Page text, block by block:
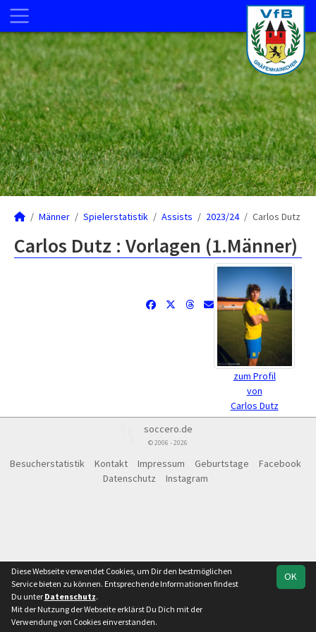
Männer Spielerstatistik Assists 2023/24 Carlos Dutz
Carlos Dutz : Vorlagen (1.Männer)
zum Profil
von
Carlos Dutz
soccero.de
© 2006 - 2026
Besucherstatistik Kontakt Impressum Geburtstage
Facebook
Datenschutz
Instagram
OK
Diese Webseite verwendet Cookies, um Dir den bestmöglichen
Service bieten zu können. Entsprechende Informationen findest
Du unter Datenschutz.
Mit der Nutzung der Webseite erklärst Du Dich mit der
Verwendung von Cookies einverstanden.